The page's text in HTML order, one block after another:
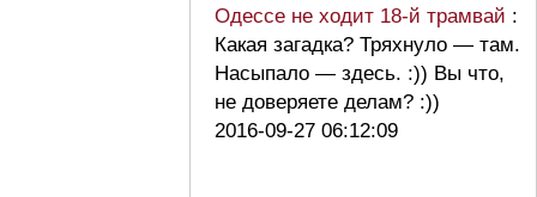
Одессе не ходит 18-й трамвай :
Какая загадка? Тряхнуло — там.
Насыпало — здесь. :)) Вы что,
не доверяете делам? :))
2016-09-27 06:12:09